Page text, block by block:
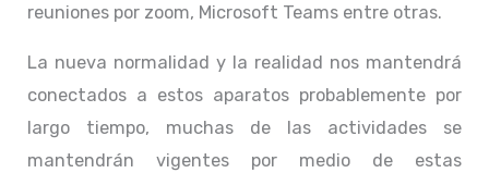
reuniones por zoom, Microsoft Teams entre otras.
La nueva normalidad y la realidad nos mantendrá
conectados a estos aparatos probablemente por
largo tiempo, muchas de las actividades se
mantendrán vigentes por medio de estas